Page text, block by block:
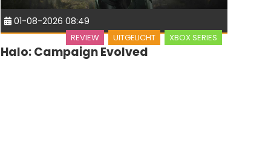
01-08-2026 08:49
REVIEW UITGELICHT XBOX SERIES
Halo: Campaign Evolved